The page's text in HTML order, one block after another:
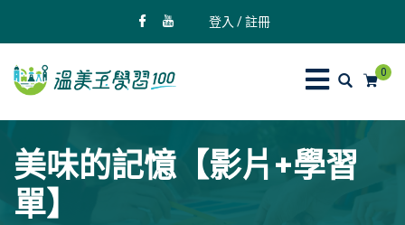
登入 / 註冊
0
美味的記憶【影片+學習
單】